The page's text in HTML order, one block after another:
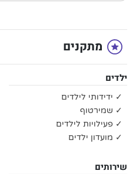
מתקנים
ילדים
✓ ידידותי לילדים
✓ שמירטוף
✓ פעילויות לילדים
✓ מועדון ילדים
שירותים